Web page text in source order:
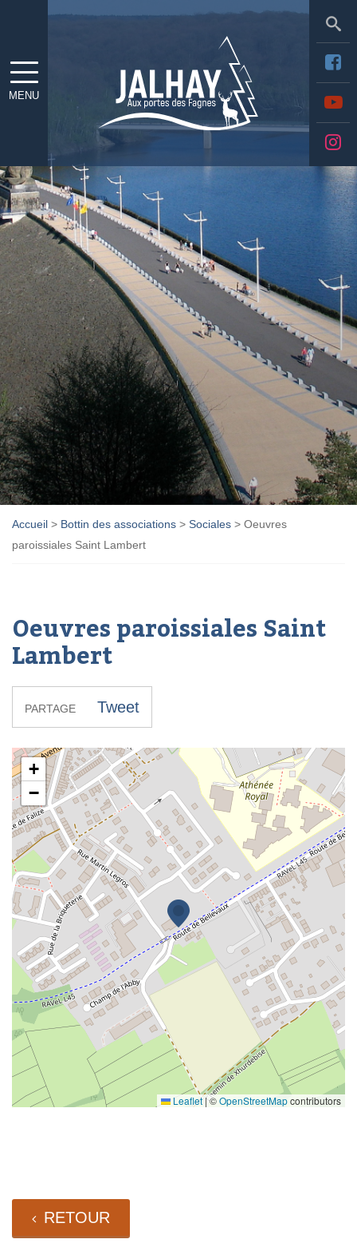
MENU
Accueil > Bottin des associations > Sociales > Oeuvres
paroissiales Saint Lambert
Oeuvres paroissiales Saint
Lambert
PARTAGE Tweet
Oeuvres paroissiales Saint Lambert
+
−
Leaflet |©OpenStreetMapcontributors
RETOUR